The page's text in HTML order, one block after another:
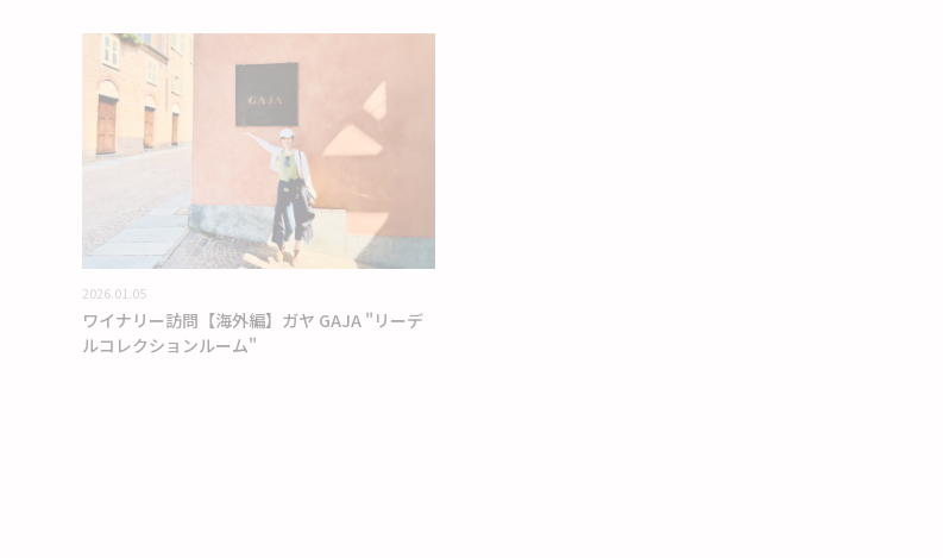
2026.01.05
ワイナリー訪問【海外編】ガヤ GAJA "リーデ
ルコレクションルーム"